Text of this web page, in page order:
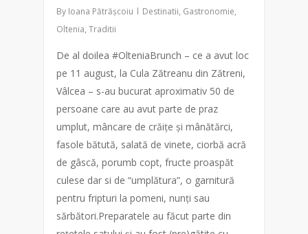
By Ioana Pătrășcoiu Destinatii, Gastronomie,
Oltenia, Traditii
De al doilea #OlteniaBrunch – ce a avut loc
pe 11 august, la Cula Zătreanu din Zătreni,
Vâlcea – s-au bucurat aproximativ 50 de
persoane care au avut parte de praz
umplut, mâncare de crăițe și mânătărci,
fasole bătută, salată de vinete, ciorbă acră
de gâscă, porumb copt, fructe proaspăt
culese dar si de “umplătura”, o garnitură
pentru fripturi la pomeni, nunți sau
sărbători.Preparatele au făcut parte din